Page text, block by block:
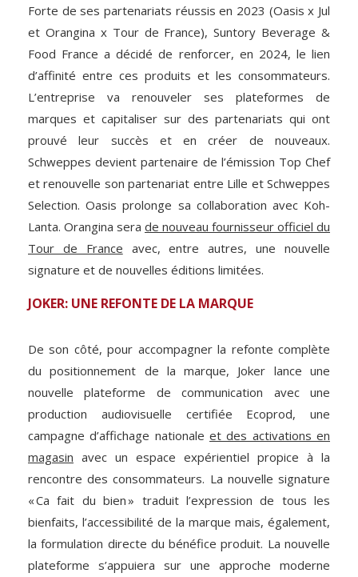
Forte de ses partenariats réussis en 2023 (Oasis x Jul
et Orangina x Tour de France), Suntory Beverage &
Food France a décidé de renforcer, en 2024, le lien
d’affinité entre ces produits et les consommateurs.
L’entreprise va renouveler ses plateformes de
marques et capitaliser sur des partenariats qui ont
prouvé leur succès et en créer de nouveaux.
Schweppes devient partenaire de l’émission Top Chef
et renouvelle son partenariat entre Lille et Schweppes
Selection. Oasis prolonge sa collaboration avec Koh-
Lanta. Orangina sera de nouveau fournisseur officiel du
Tour de France avec, entre autres, une nouvelle
signature et de nouvelles éditions limitées.
JOKER: UNE REFONTE DE LA MARQUE
De son côté, pour accompagner la refonte complète
du positionnement de la marque, Joker lance une
nouvelle plateforme de communication avec une
production audiovisuelle certifiée Ecoprod, une
campagne d’affichage nationale et des activations en
magasin avec un espace expérientiel propice à la
rencontre des consommateurs. La nouvelle signature
« Ca fait du bien » traduit l’expression de tous les
bienfaits, l’accessibilité de la marque mais, également,
la formulation directe du bénéfice produit. La nouvelle
plateforme s’appuiera sur une approche moderne